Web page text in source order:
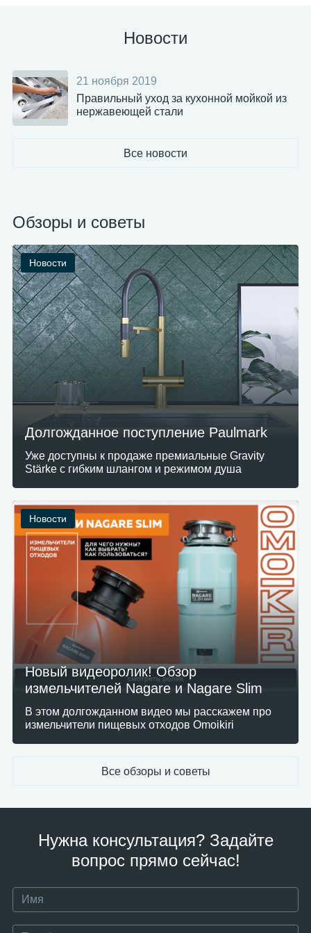
Новости
21 ноября 2019
Правильный уход за кухонной мойкой из
нержавеющей стали
Все новости
Обзоры и советы
Долгожданное поступление Paulmark
Уже доступны к продаже премиальные Gravity
Stärke с гибким шлангом и режимом душа
Новости
Новый видеоролик! Обзор
измельчителей Nagare и Nagare Slim
В этом долгожданном видео мы расскажем про
измельчители пищевых отходов Omoikiri
Новости
Все обзоры и советы
Нужна консультация? Задайте
вопрос прямо сейчас!